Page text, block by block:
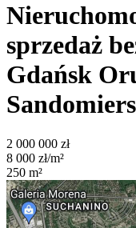
sprzedaż
Gdańsk
2 000 000 zł
8 000 zł/m²
250 m²